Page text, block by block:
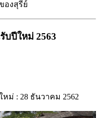
องสุรีย์
บปีใหม่ 2563
ม่ : 28 ธันวาคม 2562